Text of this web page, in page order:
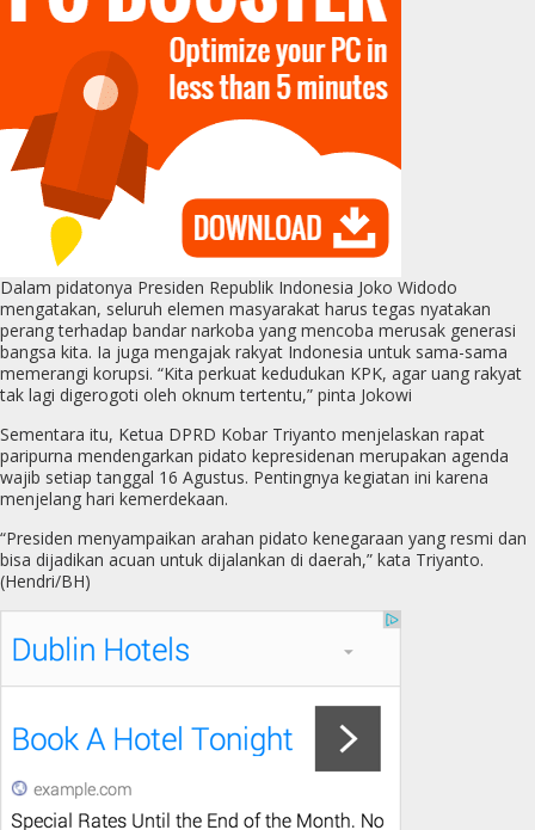
Dalam pidatonya Presiden Republik Indonesia Joko Widodo
mengatakan, seluruh elemen masyarakat harus tegas nyatakan
perang terhadap bandar narkoba yang mencoba merusak generasi
bangsa kita. Ia juga mengajak rakyat Indonesia untuk sama-sama
memerangi korupsi. “Kita perkuat kedudukan KPK, agar uang rakyat
tak lagi digerogoti oleh oknum tertentu,” pinta Jokowi
Sementara itu, Ketua DPRD Kobar Triyanto menjelaskan rapat
paripurna mendengarkan pidato kepresidenan merupakan agenda
wajib setiap tanggal 16 Agustus. Pentingnya kegiatan ini karena
menjelang hari kemerdekaan.
“Presiden menyampaikan arahan pidato kenegaraan yang resmi dan
bisa dijadikan acuan untuk dijalankan di daerah,” kata Triyanto.
(Hendri/BH)